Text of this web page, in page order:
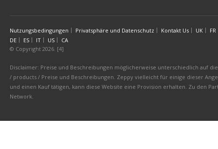
Nutzungsbedingungen Privatsphäre und Datenschutz Kontakt Us UK
FR
DE
ES IT US
CA
© Copyright 2026. [4]
Disclaimer: Preise und Beschreibungen möglicherweise unterschiedlich auf
/ products / Preise und Beschreibungen. Zeppy vielleicht für einige dieser
und einen Kauf tätigen, kann diese Website eine Provision erhalten. Zu den
Network.